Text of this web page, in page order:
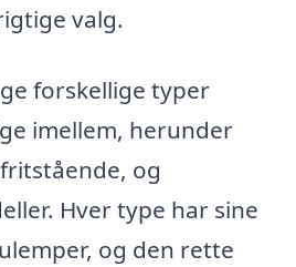
valg.
forskellige typer
imellem, herunder
og
Hver type har sine
og den rette